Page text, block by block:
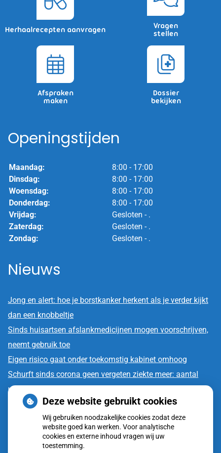
Herhaalrecepten aanvragen
Vragen
stellen
Afspraken
maken
Dossier
bekijken
Openingstijden
Maandag:
8:00 - 17:00
Dinsdag:
8:00 - 17:00
Woensdag:
8:00 - 17:00
Donderdag:
8:00 - 17:00
Vrijdag:
Gesloten - .
Zaterdag:
Gesloten - .
Zondag:
Gesloten - .
Nieuws
Jong en alert: hoe je borstkanker herkent als je verder kijkt
dan een knobbeltje
Sinds huisartsen afslankmedicijnen mogen voorschrijven,
neemt gebruik toe
Eigen risico gaat onder toekomstig kabinet omhoog
Schurft sinds corona geen vergeten ziekte meer: aantal
uitbraken fors gestegen
CZ vergoedt zorg van twee gespecialiseerde
revalidatieartsen niet meer
Deze website gebruikt cookies
Wij gebruiken noodzakelijke cookies zodat deze
website goed kan werken. Voor analytische
cookies en externe inhoud vragen wij uw
toestemming.